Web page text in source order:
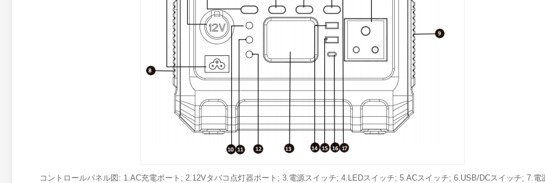
コントロールパネル図: 1.AC充電ポート; 2.12Vタバコ点灯器ポート; 3.電源スイッチ; 4.LEDスイッチ; 5.ACスイッチ; 6.USB/DCスイッチ; 7.電